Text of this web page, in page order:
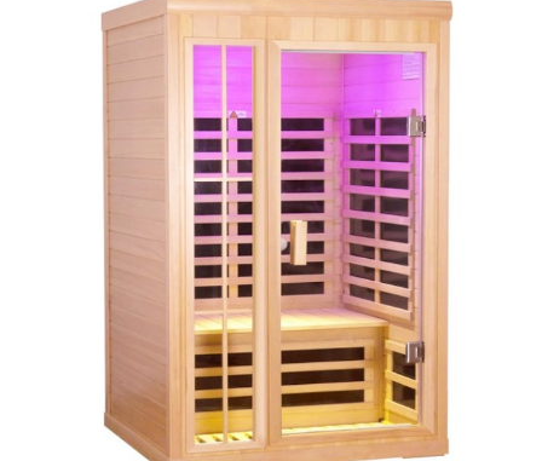
connectivité Bluetooth et un système de commande
LCD intuitif.